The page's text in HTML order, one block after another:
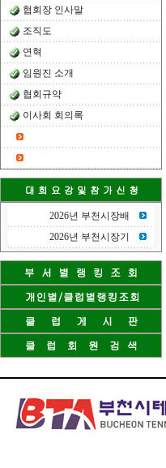
협회장 인사말
조직도
연혁
임원진 소개
협회규약
이사회 회의록
2026년 부천시장배
2026년 부천시장기